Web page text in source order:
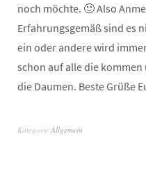
noch möchte. 🙂 Also
Erfahrungsgemäß sind es
ein oder andere wird
schon auf alle die
die Daumen. Beste Grüße
Kategorie Allgemein